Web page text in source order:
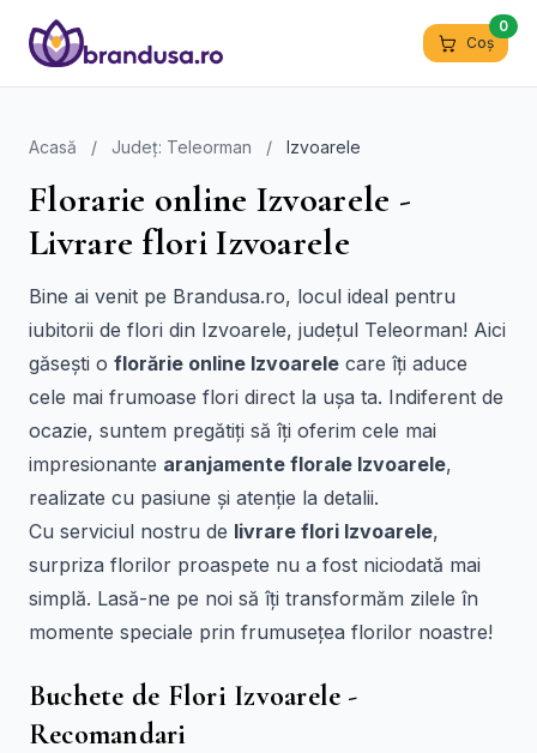
Coș
0
Acasă / Județ: Teleorman / Izvoarele
Florarie online Izvoarele -
Livrare flori Izvoarele
Bine ai venit pe Brandusa.ro, locul ideal pentru
iubitorii de flori din Izvoarele, județul Teleorman! Aici
găsești o florărie online Izvoarele care îți aduce
cele mai frumoase flori direct la ușa ta. Indiferent de
ocazie, suntem pregătiți să îți oferim cele mai
impresionante aranjamente florale Izvoarele,
realizate cu pasiune și atenție la detalii.
Cu serviciul nostru de livrare flori Izvoarele,
surpriza florilor proaspete nu a fost niciodată mai
simplă. Lasă-ne pe noi să îți transformăm zilele în
momente speciale prin frumusețea florilor noastre!
Buchete de Flori Izvoarele -
Recomandari